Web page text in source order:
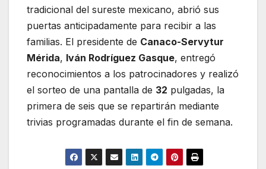
tradicional del sureste mexicano, abrió sus
puertas anticipadamente para recibir a las
familias. El presidente de Canaco-Servytur
Mérida, Iván Rodríguez Gasque, entregó
reconocimientos a los patrocinadores y realizó
el sorteo de una pantalla de 32 pulgadas, la
primera de seis que se repartirán mediante
trivias programadas durante el fin de semana.